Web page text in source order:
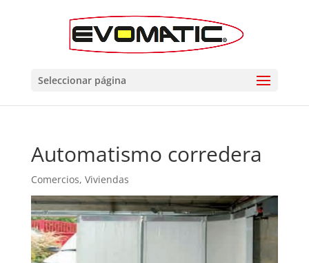
Seleccionar página
Automatismo corredera
Comercios, Viviendas